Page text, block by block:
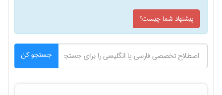
پیشنهاد شما چیست؟
جستجو کن